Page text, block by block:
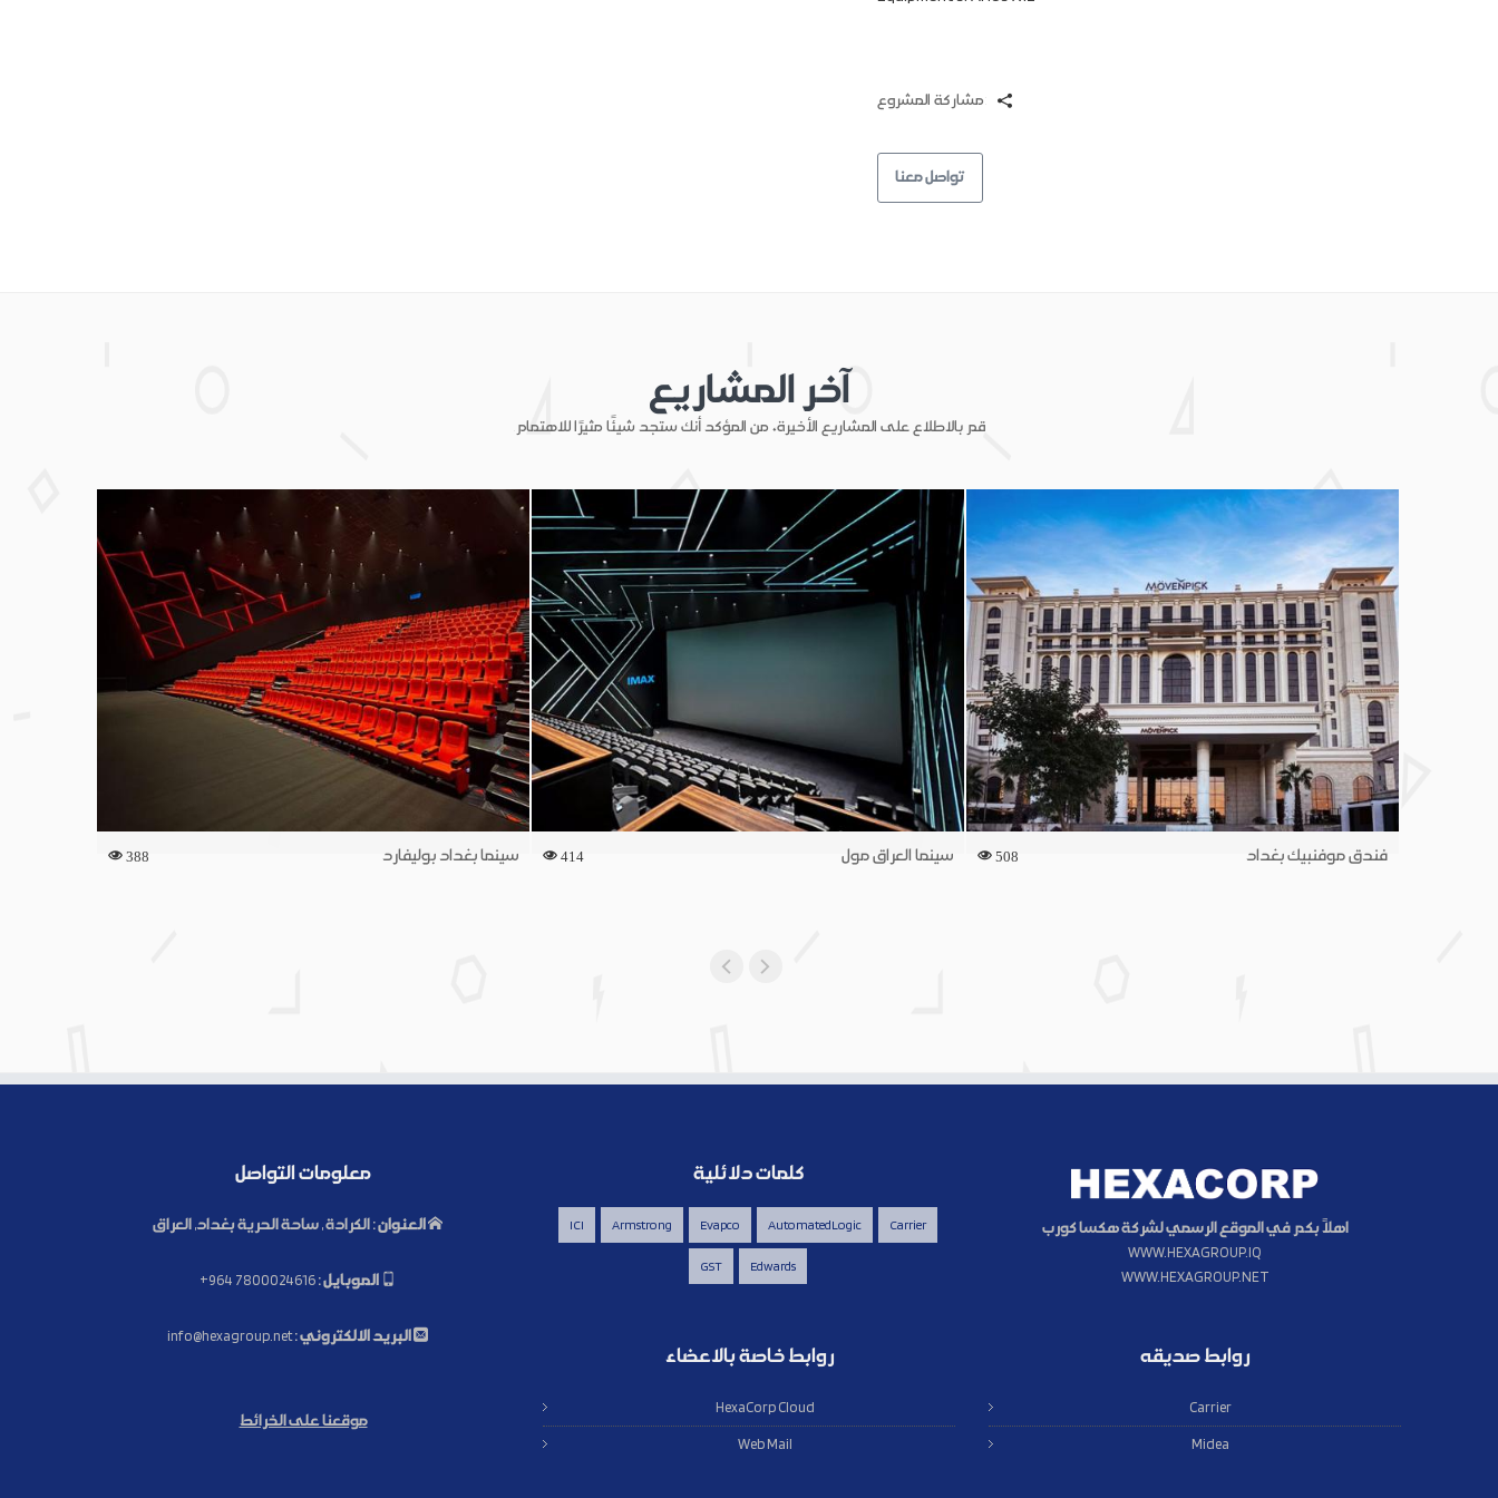
تواصل معنا
آخر المشاريع
قم بالاطلاع على المشاريع الأخيرة، من المؤكد أنك ستجد شيئًا مثيرًا للاهتمام.
388 سينما بغداد بوليفارد 414 سينما العراق مول 508 فندق موفنبيك بغداد
معلومات التواصل
العنوان : الكرادة , ساحة الحرية بغداد, العراق
الموبايل : +964 7800024616
البريد الالكتروني :info@hexagroup.net
موقعنا على الخرائط
كلمات دلائلية
Carrier
AutomatedLogic
Evapco
Armstrong
ICI
Edwards
GST
روابط خاصة بالاعضاء
HexaCorp Cloud
Web Mail
اهلاً بكم في الموقع الرسمي لشركة هكسا كورب
WWW.HEXAGROUP.IQ
WWW.HEXAGROUP.NET
روابط صديقه
Carrier
Midea